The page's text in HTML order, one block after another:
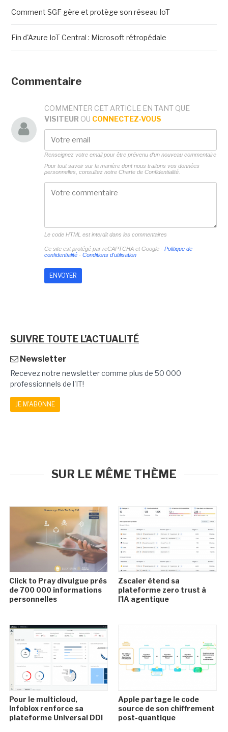
Comment SGF gère et protège son réseau IoT
Fin d'Azure IoT Central : Microsoft rétropédale
Commentaire
COMMENTER CET ARTICLE EN TANT QUE
VISITEUR OU CONNECTEZ-VOUS
Renseignez votre email pour être prévenu d'un nouveau commentaire
Pour tout savoir sur la manière dont nous traitons vos données
personnelles, consultez notre Charte de Confidentialité.
Le code HTML est interdit dans les commentaires
Ce site est protégé par reCAPTCHA et Google - Politique de
confidentialité- Conditions d'utilisation
SUIVRE TOUTE L'ACTUALITÉ
Newsletter
Recevez notre newsletter comme plus de 50 000
professionnels de l'IT!
JE M'ABONNE
SUR LE MÊME THÈME
Click to Pray divulgue près
de 700 000 informations
personnelles
Zscaler étend sa
plateforme zero trust à
l'IA agentique
Pour le multicloud,
Infoblox renforce sa
plateforme Universal DDI
Apple partage le code
source de son chiffrement
post-quantique